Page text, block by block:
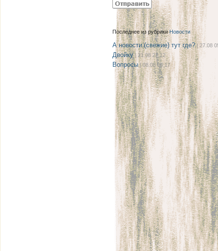
Последнее из рубрикиНовости
А новости (свежие) тут где?| 27.08
Двойку| 21.08 22:12
Вопросы| 08.08 08:17